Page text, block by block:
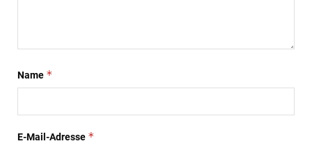
Name *
E-Mail-Adresse *